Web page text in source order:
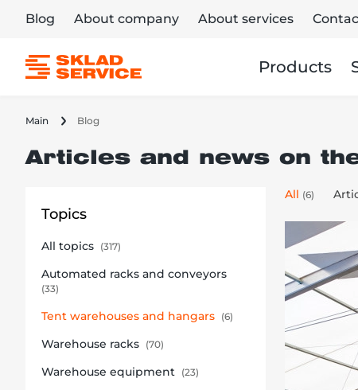
Blog About company About services
Products
Main Blog
Articles and news on
Topics
All topics (317)
Automated racks and conveyors
(33)
Tent warehouses and hangars (6)
Warehouse racks (70)
Warehouse equipment (23)
All (6)